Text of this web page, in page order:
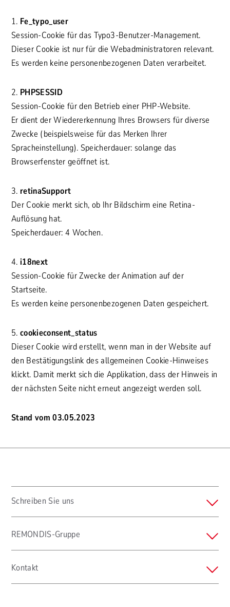
1. Fe_typo_user
Session-Cookie für das Typo3-Benutzer-Management.
Dieser Cookie ist nur für die Webadministratoren relevant.
Es werden keine personenbezogenen Daten verarbeitet.
2. PHPSESSID
Session-Cookie für den Betrieb einer PHP-Website.
Er dient der Wiedererkennung Ihres Browsers für diverse
Zwecke (beispielsweise für das Merken Ihrer
Spracheinstellung). Speicherdauer: solange das
Browserfenster geöffnet ist.
3. retinaSupport
Der Cookie merkt sich, ob Ihr Bildschirm eine Retina-
Auflösung hat.
Speicherdauer: 4 Wochen.
4.i18next
Session-Cookie für Zwecke der Animation auf der
Startseite.
Es werden keine personenbezogenen Daten gespeichert.
5.cookieconsent_status
Dieser Cookie wird erstellt, wenn man in der Website auf
den Bestätigungslink des allgemeinen Cookie-Hinweises
klickt. Damit merkt sich die Applikation, dass der Hinweis in
der nächsten Seite nicht erneut angezeigt werden soll.
Stand vom 03.05.2023
Schreiben Sie uns
REMONDIS-Gruppe
Kontakt